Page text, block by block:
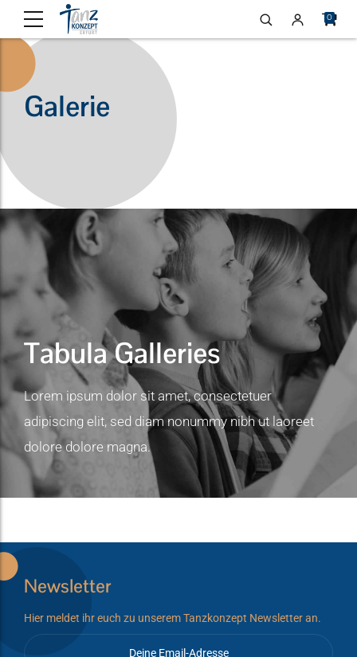
0
Galerie
Tabula Galleries
Lorem ipsum dolor sit amet, consectetuer
adipiscing elit, sed diam nonummy nibh ut laoreet
dolore dolore magna.
Newsletter
Hier meldet ihr euch zu unserem Tanzkonzept Newsletter an.